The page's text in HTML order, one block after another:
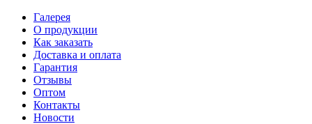
Галерея
О продукции
Как заказать
Доставка и оплата
Гарантия
Отзывы
Оптом
Контакты
Новости